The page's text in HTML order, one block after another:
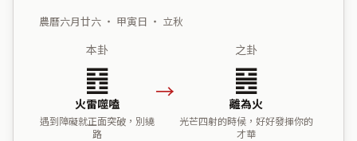
農曆六月廿六 ・ 甲寅日 ・ 立秋
本卦
䷔
火雷噬嗑
遇到障礙就正面突破，別繞
路
→
之卦
䷝
離為火
光芒四射的時候，好好發揮你的
才華